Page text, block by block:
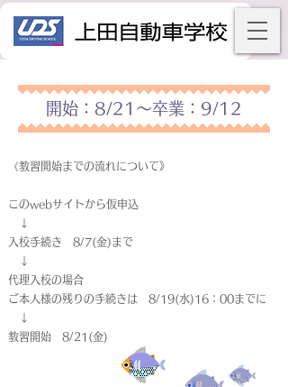
開始：8/21～卒業：9/12
《教習開始までの流れについて》
このwebサイトから仮申込
↓
入校手続き 8/7(金)まで
↓
代理入校の場合
ご本人様の残りの手続きは 8/19(水)16：00までに
↓
教習開始 8/21(金)